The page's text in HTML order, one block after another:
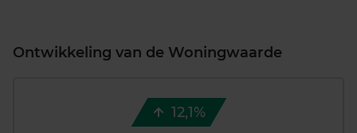
Ontwikkeling van de Woningwaarde
12,1%